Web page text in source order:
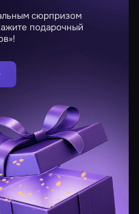
сюрпризом
подарочный